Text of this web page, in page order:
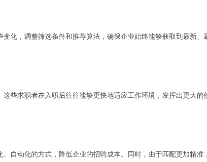
化，调整筛选条件和推荐算法，确保企业始终能够获取到最新、
些求职者在入职后往往能够更快地适应工作环境，发挥出更大的
自动化的方式，降低企业的招聘成本。同时，由于匹配更加精准